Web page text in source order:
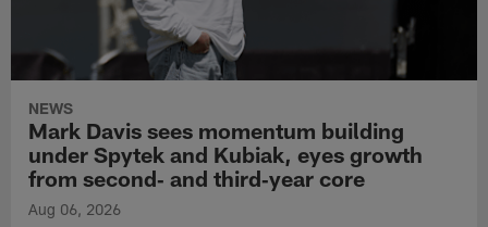
NEWS
Mark Davis sees momentum building
under Spytek and Kubiak, eyes growth
from second‑ and third‑year core
Aug 06, 2026